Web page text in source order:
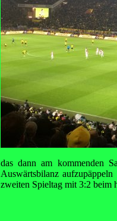
das dann am kommenden
Auswärtsbilanz
zweiten Spieltag mit 3:2 beim